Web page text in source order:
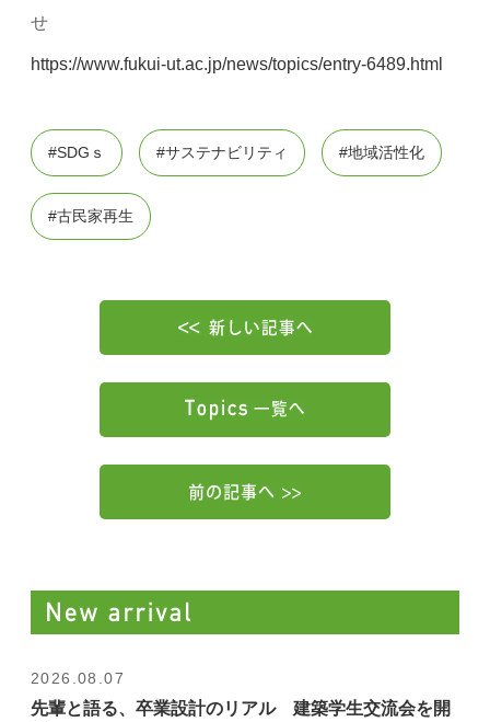
せ
https://www.fukui-ut.ac.jp/news/topics/entry-6489.html
#SDGｓ #サステナビリティ #地域活性化
#古民家再生
2026.08.07
先輩と語る、卒業設計のリアル 建築学生交流会を開